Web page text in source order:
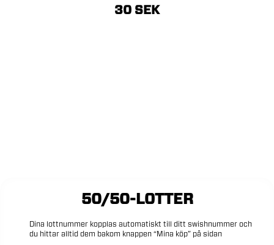
30 SEK
50/50-LOTTER
Dina lottnummer kopplas automatiskt till ditt swishnummer och
du hittar alltid dem bakom knappen “Mina köp” på sidan